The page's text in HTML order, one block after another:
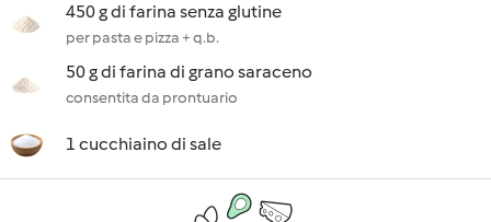
450 g di farina senza glutine
per pasta e pizza + q.b.
50 g di farina di grano saraceno
consentita da prontuario
1 cucchiaino di sale